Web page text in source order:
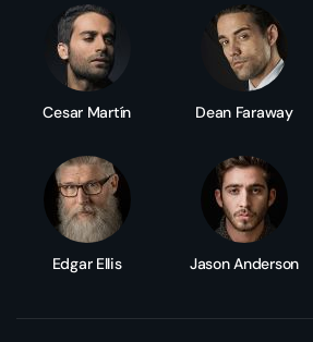
Cesar Martín Dean Faraway
Edgar Ellis Jason Anderson